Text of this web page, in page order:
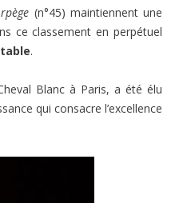
(n°45) maintiennent une
ce classement en perpétuel
.
Blanc à Paris, a été élu
qui consacre l’excellence